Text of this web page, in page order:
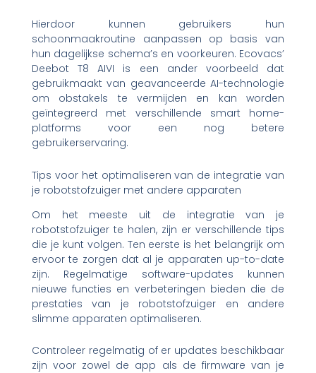
Hierdoor kunnen gebruikers hun
schoonmaakroutine aanpassen op basis van
hun dagelijkse schema’s en voorkeuren. Ecovacs’
Deebot T8 AIVI is een ander voorbeeld dat
gebruikmaakt van geavanceerde AI-technologie
om obstakels te vermijden en kan worden
geïntegreerd met verschillende smart home-
platforms voor een nog betere
gebruikerservaring.
Tips voor het optimaliseren van de integratie van
je robotstofzuiger met andere apparaten
Om het meeste uit de integratie van je
robotstofzuiger te halen, zijn er verschillende tips
die je kunt volgen. Ten eerste is het belangrijk om
ervoor te zorgen dat al je apparaten up-to-date
zijn. Regelmatige software-updates kunnen
nieuwe functies en verbeteringen bieden die de
prestaties van je robotstofzuiger en andere
slimme apparaten optimaliseren.
Controleer regelmatig of er updates beschikbaar
zijn voor zowel de app als de firmware van je